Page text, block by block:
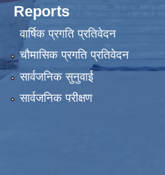
Reports
वार्षिक प्रगति प्रतिवेदन
चौमासिक प्रगति प्रतिवेदन
सार्वजनिक सुनुवाई
सार्वजनिक परीक्षण